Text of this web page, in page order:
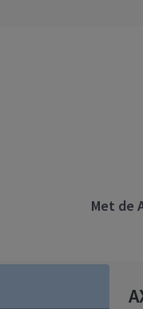
Met de